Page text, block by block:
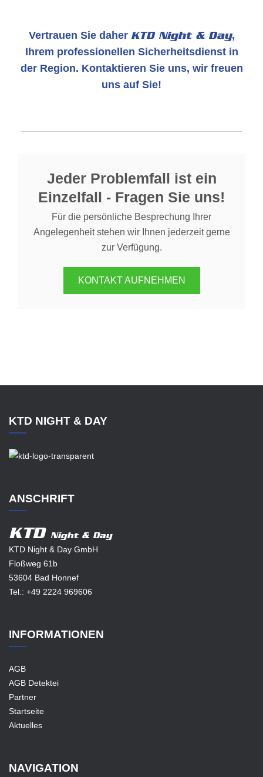
Vertrauen Sie daher KTD Night & Day,
Ihrem professionellen Sicherheitsdienst in
der Region. Kontaktieren Sie uns, wir freuen
uns auf Sie!
Jeder Problemfall ist ein
Einzelfall - Fragen Sie uns!
Für die persönliche Besprechung Ihrer
Angelegenheit stehen wir Ihnen jederzeit gerne
zur Verfügung.
KONTAKT AUFNEHMEN
KTD NIGHT & DAY
ANSCHRIFT
KTD
Night & Day
KTD Night & Day GmbH
Floßweg 61b
53604 Bad Honnef
Tel.: +49 2224 969606
INFORMATIONEN
AGB
AGB Detektei
Partner
Startseite
Aktuelles
NAVIGATION